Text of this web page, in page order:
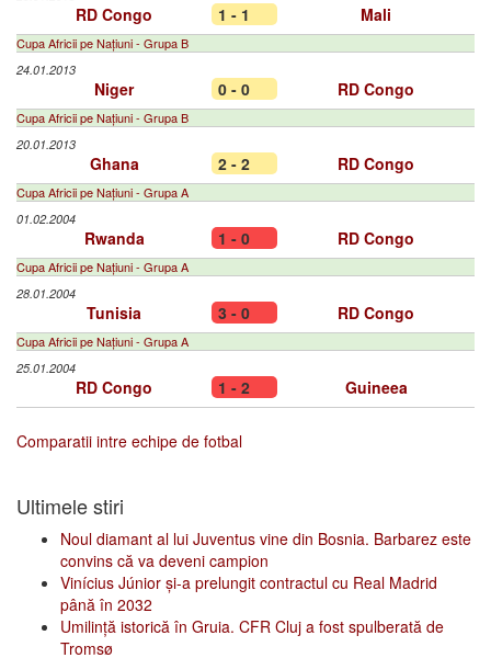
RD Congo 1 - 1 Mali
Cupa Africii pe Națiuni - Grupa B
24.01.2013
Niger 0 - 0 RD Congo
Cupa Africii pe Națiuni - Grupa B
20.01.2013
Ghana 2 - 2 RD Congo
Cupa Africii pe Națiuni - Grupa A
01.02.2004
Rwanda 1 - 0 RD Congo
Cupa Africii pe Națiuni - Grupa A
28.01.2004
Tunisia 3 - 0 RD Congo
Cupa Africii pe Națiuni - Grupa A
25.01.2004
RD Congo 1 - 2 Guineea
Comparatii intre echipe de fotbal
Ultimele stiri
Noul diamant al lui Juventus vine din Bosnia. Barbarez este
convins că va deveni campion
Vinícius Júnior și-a prelungit contractul cu Real Madrid
până în 2032
Umilință istorică în Gruia. CFR Cluj a fost spulberată de
Tromsø